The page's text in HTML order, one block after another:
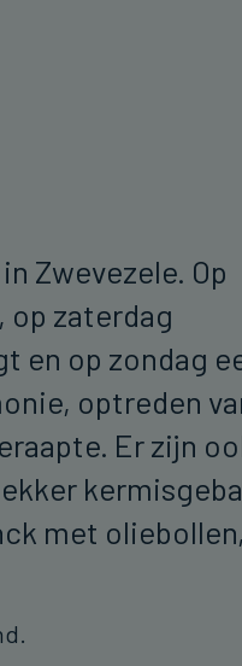
Zwevezele. Op
op zaterdag
en op zondag
optreden
Er zijn
met oliebollen,